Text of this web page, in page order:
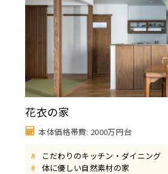
花衣の家
本体価格帯費: 2000万円台
# こだわりのキッチン・ダイニング
# 体に優しい自然素材の家